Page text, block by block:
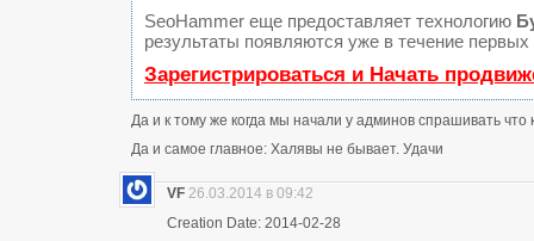
SeoHammer еще предоставляет технологию
результаты появляются уже в течение первых
Зарегистрироваться и Начать
Да и к тому же когда мы начали у админов спрашивать что
Да и самое главное: Халявы не бывает. Удачи
VF 26.03.2014 в 09:42
Creation Date: 2014-02-28